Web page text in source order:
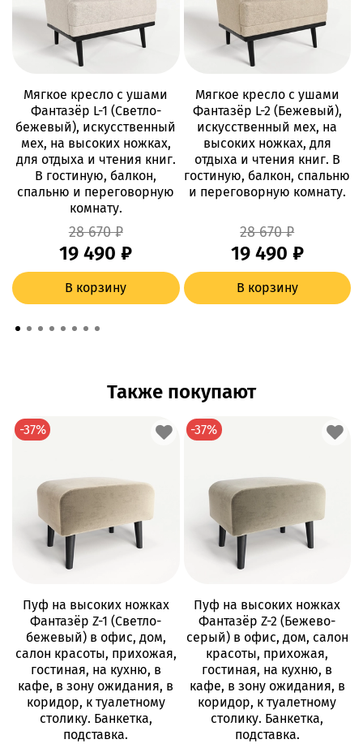
Мягкое кресло с ушами
Фантазёр L-1 (Светло-
бежевый), искусственный
мех, на высоких ножках,
для отдыха и чтения книг.
В гостиную, балкон,
спальню и переговорную
комнату.
28 670 ₽
19 490 ₽
В корзину
Мягкое кресло с ушами
Фантазёр L-2 (Бежевый),
искусственный мех, на
высоких ножках, для
отдыха и чтения книг. В
гостиную, балкон, спальню
и переговорную комнату.
28 670 ₽
19 490 ₽
В корзину
Также покупают
-37%
Пуф на высоких ножках
Фантазёр Z-1 (Светло-
бежевый) в офис, дом,
салон красоты, прихожая,
гостиная, на кухню, в
кафе, в зону ожидания, в
коридор, к туалетному
столику. Банкетка,
подставка.
-37%
Пуф на высоких ножках
Фантазёр Z-2 (Бежево-
серый) в офис, дом, салон
красоты, прихожая,
гостиная, на кухню, в
кафе, в зону ожидания, в
коридор, к туалетному
столику. Банкетка,
подставка.